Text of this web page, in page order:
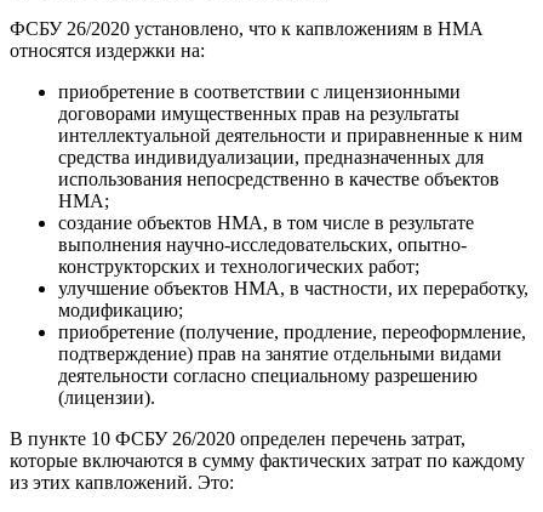
ФСБУ 26/2020 установлено, что к капвложениям в НМА
относятся издержки на:
приобретение в соответствии с лицензионными
договорами имущественных прав на результаты
интеллектуальной деятельности и приравненные к ним
средства индивидуализации, предназначенных для
использования непосредственно в качестве объектов
НМА;
создание объектов НМА, в том числе в результате
выполнения научно-исследовательских, опытно-
конструкторских и технологических работ;
улучшение объектов НМА, в частности, их переработку,
модификацию;
приобретение (получение, продление, переоформление,
подтверждение) прав на занятие отдельными видами
деятельности согласно специальному разрешению
(лицензии).
В пункте 10 ФСБУ 26/2020 определен перечень затрат,
которые включаются в сумму фактических затрат по каждому
из этих капвложений. Это: